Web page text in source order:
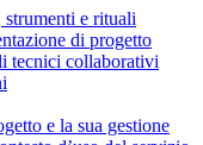
e rituali
di progetto
tecnici collaborativi
e la sua gestione